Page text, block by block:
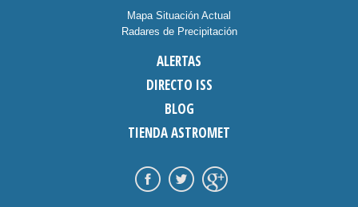
Mapa Situación Actual
Radares de Precipitación
ALERTAS
DIRECTO ISS
BLOG
TIENDA ASTROMET